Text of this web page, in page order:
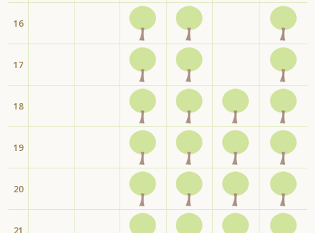
16
17
18
19
20
21